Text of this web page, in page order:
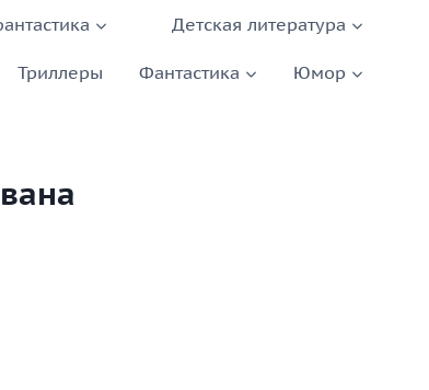
Детская литература
Триллеры Фантастика Юмор